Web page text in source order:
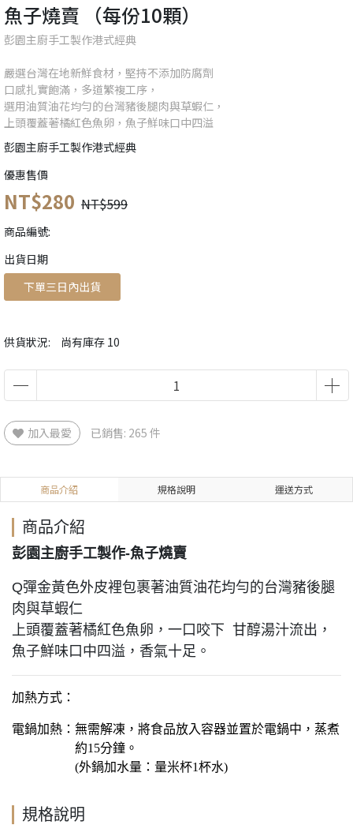
魚子燒賣 （每份10顆）
彭園主廚手工製作港式經典
嚴選台灣在地新鮮食材，堅持不添加防腐劑
口感扎實飽滿，多道繁複工序，
選用油質油花均勻的台灣豬後腿肉與草蝦仁，
上頭覆蓋著橘紅色魚卵，魚子鮮味口中四溢
彭園主廚手工製作港式經典
優惠售價
NT$280 NT$599
商品編號:
供貨狀況: 尚有庫存 10
出貨日期
下單三日內出貨
加入最愛 已銷售: 265 件
商品介紹 規格說明 運送方式
商品介紹
彭園主廚手工製作-魚子燒賣
Q彈金黃色外皮裡包裹著油質油花均勻的台灣豬後腿
肉與草蝦仁
上頭覆蓋著橘紅色魚卵，一口咬下 甘醇湯汁流出，
魚子鮮味口中四溢，香氣十足。
加熱方式：
電鍋加熱：無需解凍，將食品放入容器並置於電鍋中，蒸煮
約15分鐘。
(外鍋加水量：量米杯1杯水)
規格說明